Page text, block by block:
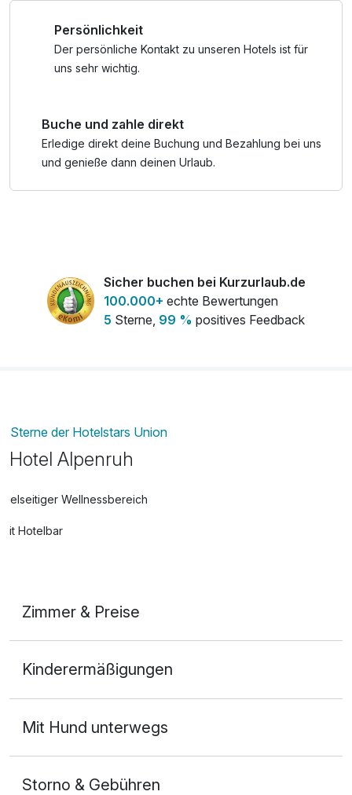
Kurzurlaub wünscht Ihnen einen großartigen Aufenthalt im
schönen Serfaus.
Persönlichkeit
Der persönliche Kontakt zu unseren Hotels ist für
uns sehr wichtig.
Buche und zahle direkt
Erledige direkt deine Buchung und Bezahlung bei uns
und genieße dann deinen Urlaub.
Sicher buchen bei Kurzurlaub.de
100.000+ echte Bewertungen
5 Sterne, 99 % positives Feedback
Sterne der Hotelstars Union
Hotel Alpenruh
Vielseitiger Wellnessbereich
Mit Hotelbar
Zimmer & Preise
2 Erwachsene
Kinderermäßigungen
Mit Hund unterwegs
Storno & Gebühren